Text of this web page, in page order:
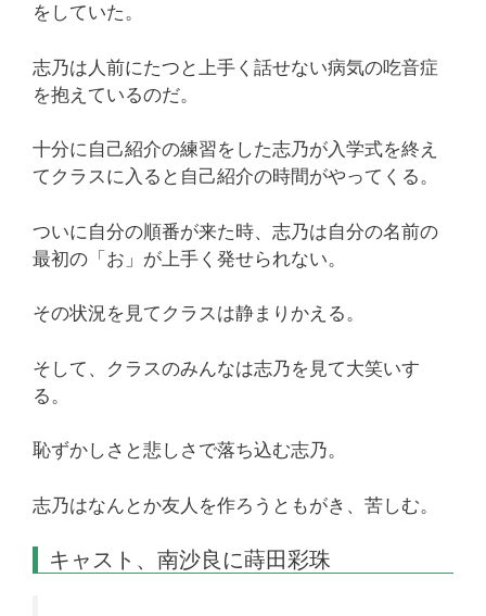
をしていた。
志乃は人前にたつと上手く話せない病気の吃音症
を抱えているのだ。
十分に自己紹介の練習をした志乃が入学式を終え
てクラスに入ると自己紹介の時間がやってくる。
ついに自分の順番が来た時、志乃は自分の名前の
最初の「お」が上手く発せられない。
その状況を見てクラスは静まりかえる。
そして、クラスのみんなは志乃を見て大笑いす
る。
恥ずかしさと悲しさで落ち込む志乃。
志乃はなんとか友人を作ろうともがき、苦しむ。
キャスト、南沙良に蒔田彩珠